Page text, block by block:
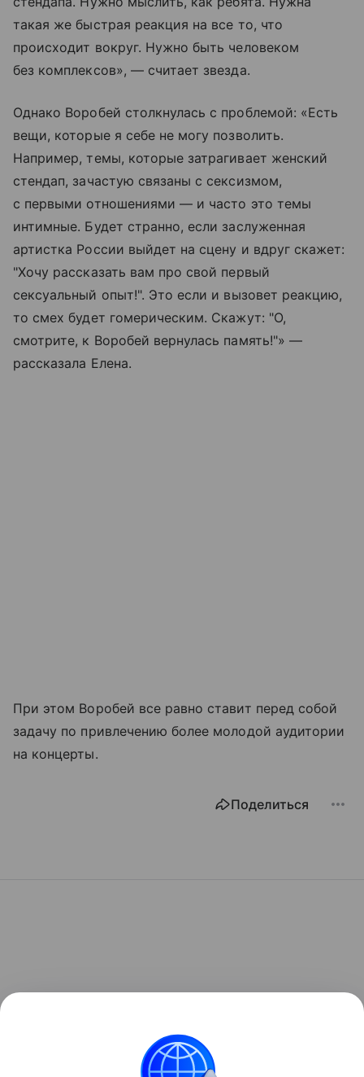
такая же быстрая реакция на все то, что
происходит вокруг. Нужно быть человеком
без комплексов», — считает звезда.
Однако Воробей столкнулась с проблемой: «Есть
вещи, которые я себе не могу позволить.
Например, темы, которые затрагивает женский
стендап, зачастую связаны с сексизмом,
с первыми отношениями — и часто это темы
интимные. Будет странно, если заслуженная
артистка России выйдет на сцену и вдруг скажет:
"Хочу рассказать вам про свой первый
сексуальный опыт!". Это если и вызовет реакцию,
то смех будет гомерическим. Скажут: "О,
смотрите, к Воробей вернулась память!"» —
рассказала Елена.
При этом Воробей все равно ставит перед собой
задачу по привлечению более молодой аудитории
на концерты.
Поделиться